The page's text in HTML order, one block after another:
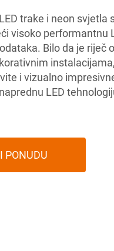
trake i neon
visoko performantnu
Bilo da je riječ
i vizualno
LED
PONUDU